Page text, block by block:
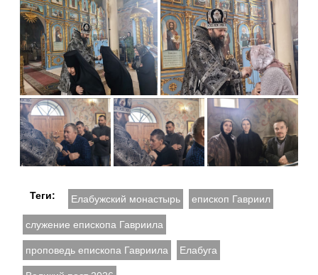
Теги: Елабужский монастырь епископ Гавриил
служение епископа Гавриила
проповедь епископа Гавриила Елабуга